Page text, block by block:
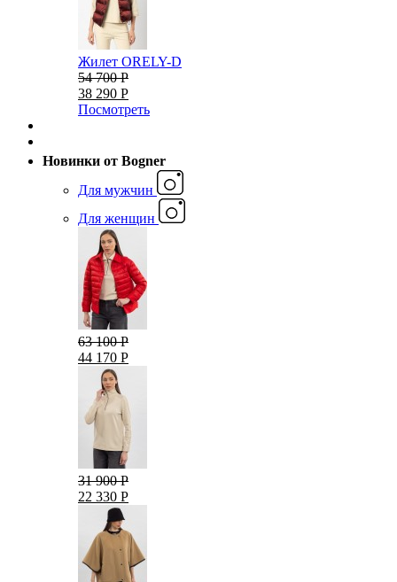
Жилет ORELY-D
54 700 Р
38 290 Р
Посмотреть
Новинки от Bogner
Для мужчин
Для женщин
63 100 Р
44 170 Р
31 900 Р
22 330 Р